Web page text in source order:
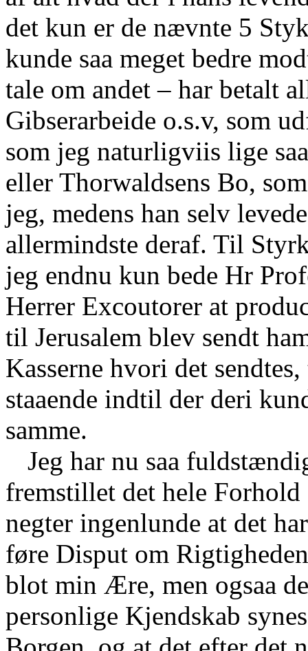
det kun er de nævnte 5
kunde saa meget bedre
tale om andet – har betalt
Gibserarbeide o.s.v, som
som jeg naturligviis lige
eller Thorwaldsens Bo,
jeg, medens han selv
allermindste deraf. Til
jeg endnu kun bede Hr
Herrer Excoutorer at
til Jerusalem blev sendt
Kasserne hvori det
staaende indtil der deri
samme.
Jeg har nu saa
fremstillet det hele
negter ingenlunde at det
føre Disput om
blot min Ære, men ogsaa
personlige Kjendskab